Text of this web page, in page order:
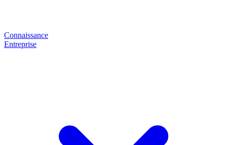
Connaissance
Entreprise